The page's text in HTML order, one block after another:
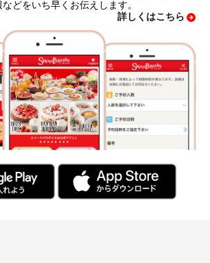
どをいち早くお伝えします。
詳しくはこちら